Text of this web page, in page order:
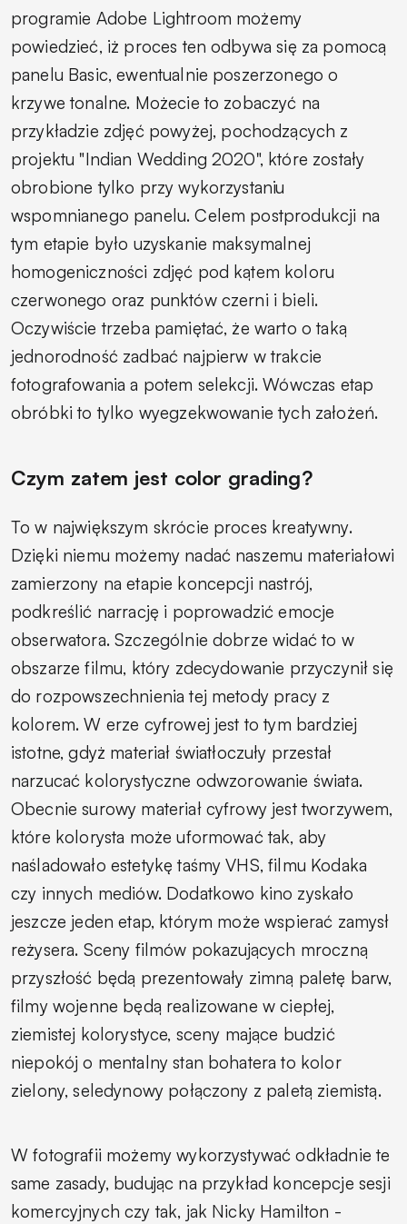
programie Adobe Lightroom możemy
powiedzieć, iż proces ten odbywa się za pomocą
panelu Basic, ewentualnie poszerzonego o
krzywe tonalne. Możecie to zobaczyć na
przykładzie zdjęć powyżej, pochodzących z
projektu "Indian Wedding 2020", które zostały
obrobione tylko przy wykorzystaniu
wspomnianego panelu. Celem postprodukcji na
tym etapie było uzyskanie maksymalnej
homogeniczności zdjęć pod kątem koloru
czerwonego oraz punktów czerni i bieli.
Oczywiście trzeba pamiętać, że warto o taką
jednorodność zadbać najpierw w trakcie
fotografowania a potem selekcji. Wówczas etap
obróbki to tylko wyegzekwowanie tych założeń.
Czym zatem jest color grading?
To w największym skrócie proces kreatywny.
Dzięki niemu możemy nadać naszemu materiałowi
zamierzony na etapie koncepcji nastrój,
podkreślić narrację i poprowadzić emocje
obserwatora. Szczególnie dobrze widać to w
obszarze filmu, który zdecydowanie przyczynił się
do rozpowszechnienia tej metody pracy z
kolorem. W erze cyfrowej jest to tym bardziej
istotne, gdyż materiał światłoczuły przestał
narzucać kolorystyczne odwzorowanie świata.
Obecnie surowy materiał cyfrowy jest tworzywem,
które kolorysta może uformować tak, aby
naśladowało estetykę taśmy VHS, filmu Kodaka
czy innych mediów. Dodatkowo kino zyskało
jeszcze jeden etap, którym może wspierać zamysł
reżysera. Sceny filmów pokazujących mroczną
przyszłość będą prezentowały zimną paletę barw,
filmy wojenne będą realizowane w ciepłej,
ziemistej kolorystyce, sceny mające budzić
niepokój o mentalny stan bohatera to kolor
zielony, seledynowy połączony z paletą ziemistą.
W fotografii możemy wykorzystywać odkładnie te
same zasady, budując na przykład koncepcje sesji
komercyjnych czy tak, jak Nicky Hamilton -